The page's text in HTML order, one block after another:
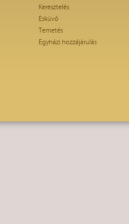
Keresztelés
Esküvő
Temetés
Egyházi hozzájárulás